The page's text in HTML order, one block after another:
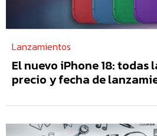
Lanzamientos
El nuevo iPhone 18: todas
precio y fecha de